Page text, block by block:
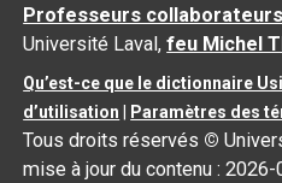
Professeurs collaborateurs
Université Laval,feu Michel
Qu’est-ce que le dictionnaire
d’utilisation
Paramètres des
Tous droits réservés ©
mise à jour du contenu :2026-